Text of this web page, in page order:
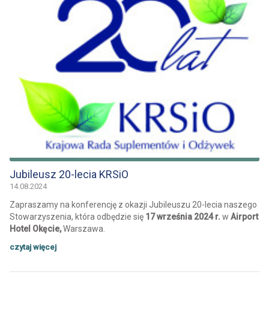
Jubileusz 20-lecia KRSiO
14.08.2024
Zapraszamy na konferencję z okazji Jubileuszu 20-lecia naszego
Stowarzyszenia, która odbędzie się 17 września 2024 r. w Airport
Hotel Okęcie,Warszawa.
czytaj więcej